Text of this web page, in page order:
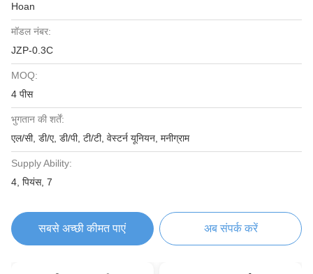
Hoan
मॉडल नंबर:
JZP-0.3C
MOQ:
4 पीस
भुगतान की शर्तें:
एल/सी, डी/ए, डी/पी, टी/टी, वेस्टर्न यूनियन, मनीग्राम
Supply Ability:
4, पियंस, 7
सबसे अच्छी कीमत पाएं अब संपर्क करें